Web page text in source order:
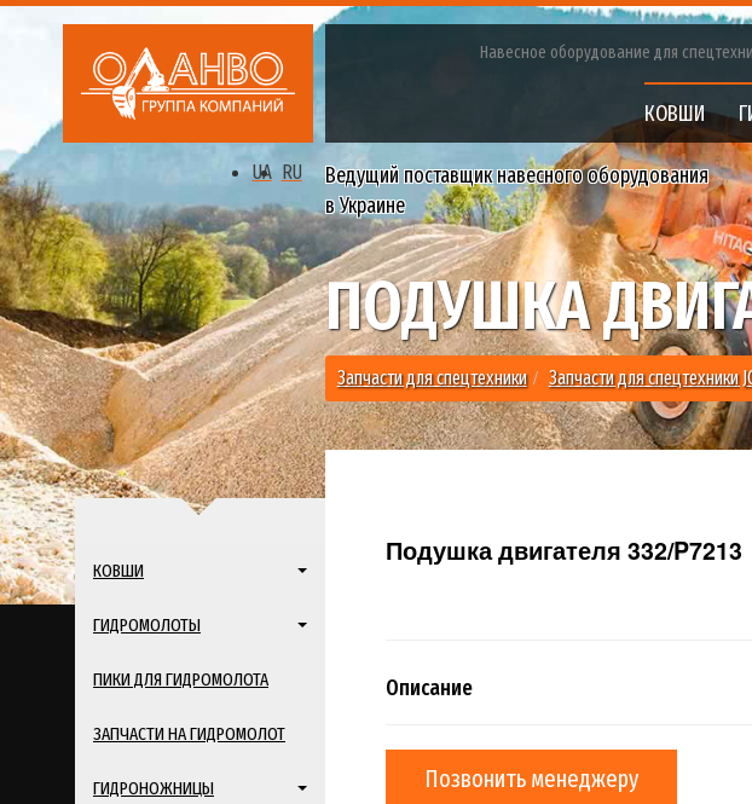
Навесное оборудование для
КОВШИ
UA RU
Ведущий поставщик навесного оборудования
в Украине
ПОДУШКА
Запчасти для спецтехники Запчасти для спецтехники
КОВШИ
ГИДРОМОЛОТЫ
ПИКИ ДЛЯ ГИДРОМОЛОТА
ЗАПЧАСТИ НА ГИДРОМОЛОТ
ГИДРОНОЖНИЦЫ
Подушка двигателя 332/P7213
Описание
Позвонить менеджеру